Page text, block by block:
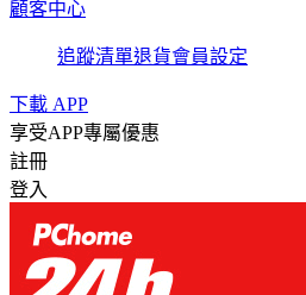
顧客中心
追蹤清單退貨會員設定
下載 APP
享受APP專屬優惠
註冊
登入